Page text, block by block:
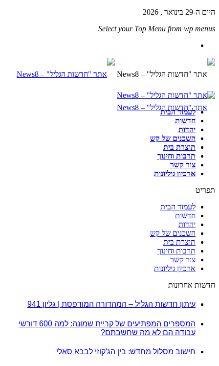
היום ה-29 בינואר , 2026
Select your Top Menu from wp menus
לעמוד הבית
חדשות
יהדות
השכנים של קש
תוצרת בית
תרבות וחינוך
צור קשר
ארכיון גיליונות
תפריט
לעמוד הבית
חדשות
יהדות
השכנים של קש
תוצרת בית
תרבות וחינוך
צור קשר
ארכיון גיליונות
חדשות אחרונות
עיתון חדשות הגליל – המהדורה המודפסת | גליון 941
המספרים המפתיעים של קריית שמונה: למה 600 דורשי
עבודה הם לא מה שחשבתם?
חישוב מסלול מחדש: בין הג'קוזי לבבא סאלי